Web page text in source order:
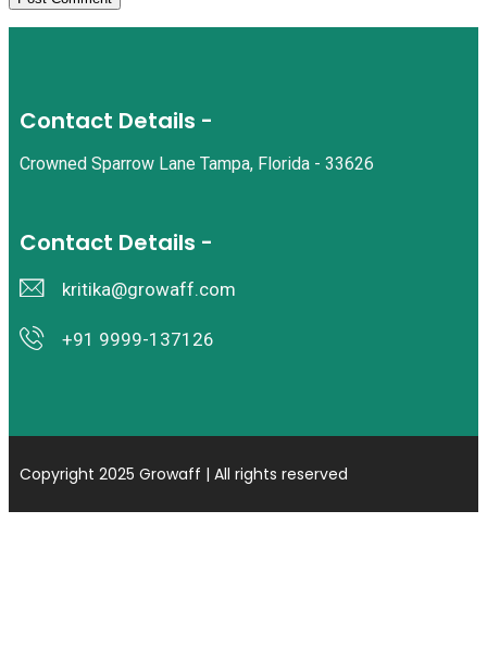
Contact Details -
Crowned Sparrow Lane Tampa, Florida - 33626
Contact Details -
kritika@growaff.com
+91 9999-137126
Copyright 2025 Growaff | All rights reserved